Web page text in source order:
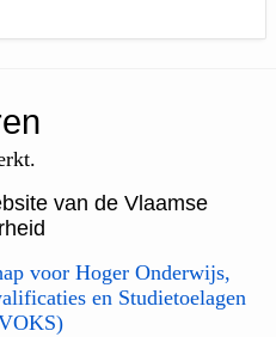
van de Vlaamse
voor Hoger Onderwijs,
en Studietoelagen